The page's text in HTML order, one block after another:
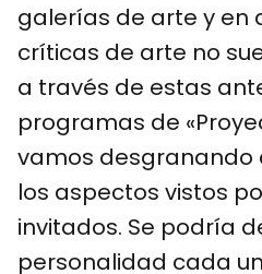
galerías de arte y en
críticas de arte no
a través de estas
programas de
vamos desgranando
los aspectos vistos
invitados. Se podría
personalidad cada